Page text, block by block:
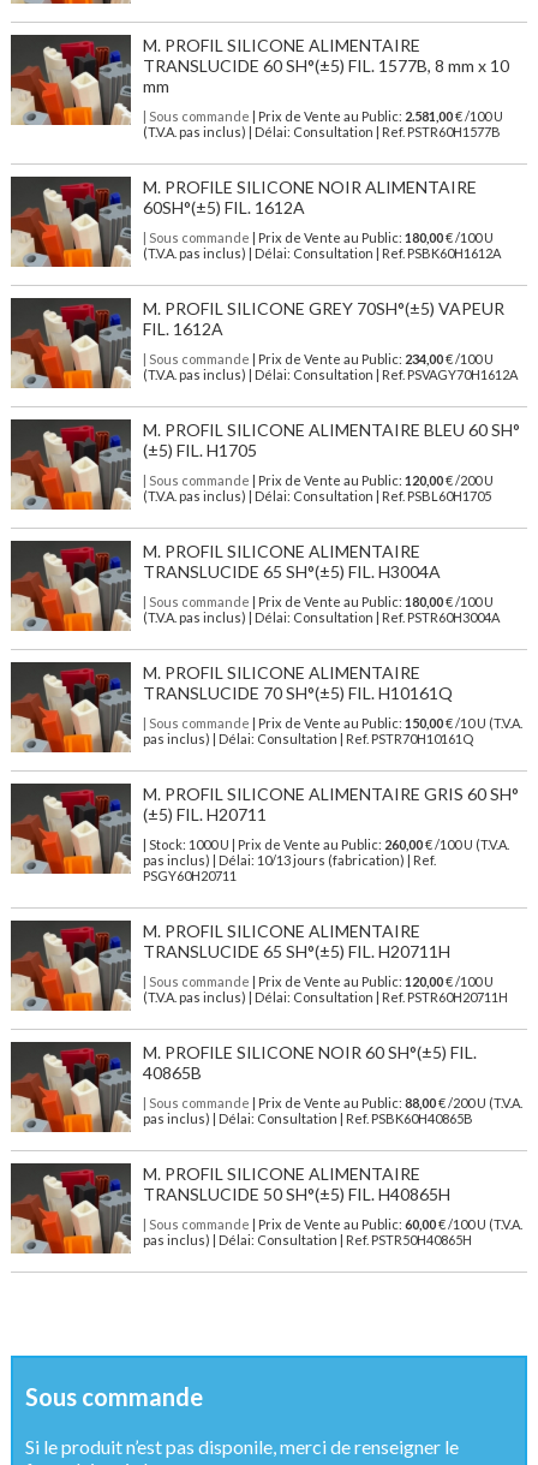
M. PROFIL SILICONE ALIMENTAIRE
TRANSLUCIDE 60 SH°(±5) FIL. 1577B, 8 mm x 10
mm
| Sous commande | Prix de Vente au Public: 2.581,00€ /100 U
(T.V.A. pas inclus) | Délai: Consultation | Ref. PSTR60H1577B
M. PROFILE SILICONE NOIR ALIMENTAIRE
60SH°(±5) FIL. 1612A
| Sous commande | Prix de Vente au Public: 180,00€ /100 U
(T.V.A. pas inclus) | Délai: Consultation | Ref. PSBK60H1612A
M. PROFIL SILICONE GREY 70SH°(±5) VAPEUR
FIL. 1612A
| Sous commande | Prix de Vente au Public: 234,00€ /100 U
(T.V.A. pas inclus) | Délai: Consultation | Ref. PSVAGY70H1612A
M. PROFIL SILICONE ALIMENTAIRE BLEU 60 SH°
(±5) FIL. H1705
| Sous commande | Prix de Vente au Public: 120,00€ /200 U
(T.V.A. pas inclus) | Délai: Consultation | Ref. PSBL60H1705
M. PROFIL SILICONE ALIMENTAIRE
TRANSLUCIDE 65 SH°(±5) FIL. H3004A
| Sous commande | Prix de Vente au Public: 180,00€ /100 U
(T.V.A. pas inclus) | Délai: Consultation | Ref. PSTR60H3004A
M. PROFIL SILICONE ALIMENTAIRE
TRANSLUCIDE 70 SH°(±5) FIL. H10161Q
| Sous commande | Prix de Vente au Public: 150,00€ /10 U (T.V.A.
pas inclus) | Délai: Consultation | Ref. PSTR70H10161Q
M. PROFIL SILICONE ALIMENTAIRE GRIS 60 SH°
(±5) FIL. H20711
| Stock: 1000 U | Prix de Vente au Public: 260,00€/100 U (T.V.A.
pas inclus)
| Délai: 10/13 jours (fabrication) | Ref.
PSGY60H20711
M. PROFIL SILICONE ALIMENTAIRE
TRANSLUCIDE 65 SH°(±5) FIL. H20711H
| Sous commande | Prix de Vente au Public: 120,00€ /100 U
(T.V.A. pas inclus) | Délai: Consultation | Ref. PSTR60H20711H
M. PROFILE SILICONE NOIR 60 SH°(±5) FIL.
40865B
| Sous commande | Prix de Vente au Public: 88,00€ /200 U (T.V.A.
pas inclus) | Délai: Consultation | Ref. PSBK60H40865B
M. PROFIL SILICONE ALIMENTAIRE
TRANSLUCIDE 50 SH°(±5) FIL. H40865H
| Sous commande | Prix de Vente au Public: 60,00€ /100 U (T.V.A.
pas inclus) | Délai: Consultation | Ref. PSTR50H40865H
Sous commande
Si le produit n’est pas disponile, merci de renseigner le